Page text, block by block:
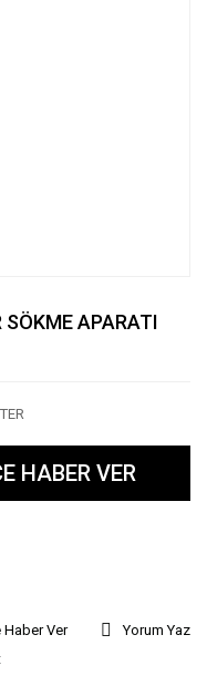
APARATI
HABER VER
Haber Ver
Yorum Yaz